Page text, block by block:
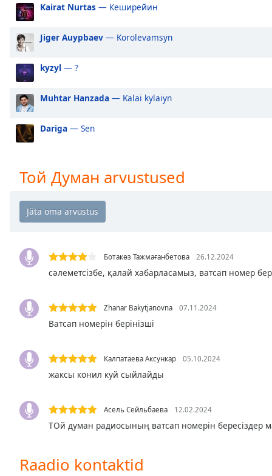
Picture-
in-
Picture
Fullscreen
modal
window.
Beginning
window.
cancel
Color
Opacity
Background
Color
Kairat Nurtas — Кеширейин
Jiger Auypbaev — Korolevamsyn
kyzyl — ?
Muhtar Hanzada — Kalai kylaiyn
Dariga — Sen
Той Думан arvustused
Ботакөз Тажмағанбетова 26.12.2024
сәлеметсізбе, қалай хабарласамыз, ватсап номер
Zhanar Bakytjanovna 07.11.2024
Ватсап номерін берінізші
Калпатаева Аксункар 05.10.2024
жаксы конил куй сыйлайды
Асель Сейльбаева 12.02.2024
ТОй думан радиосының ватсап номерін бересіздер
Raadio kontaktid